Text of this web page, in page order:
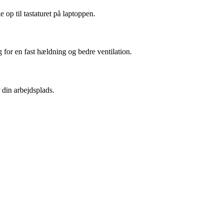
op til tastaturet på laptoppen.
en fast hældning og bedre ventilation.
arbejdsplads.